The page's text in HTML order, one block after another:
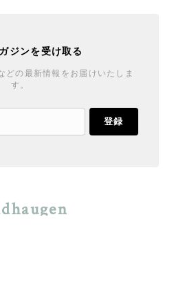
ジンを受け取る
どの最新情報をお届けいたしま
す。
登録